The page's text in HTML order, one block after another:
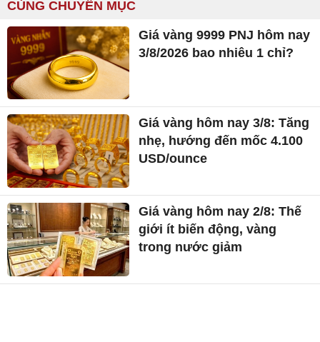
CÙNG CHUYÊN MỤC
Giá vàng 9999 PNJ hôm nay
3/8/2026 bao nhiêu 1 chỉ?
Giá vàng hôm nay 3/8: Tăng
nhẹ, hướng đến mốc 4.100
USD/ounce
Giá vàng hôm nay 2/8: Thế
giới ít biến động, vàng
trong nước giảm